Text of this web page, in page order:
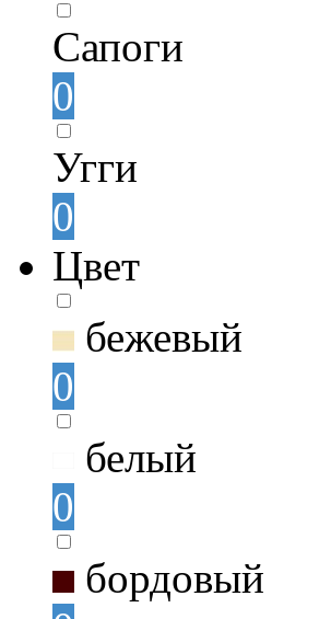
Сапоги
0
Угги
0
Цвет
бежевый
0
белый
0
бордовый